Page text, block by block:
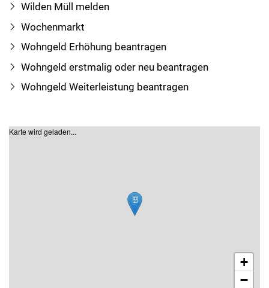
Wilden Müll melden
Wochenmarkt
Wohngeld Erhöhung beantragen
Wohngeld erstmalig oder neu beantragen
Wohngeld Weiterleistung beantragen
Karte wird geladen...
+
−